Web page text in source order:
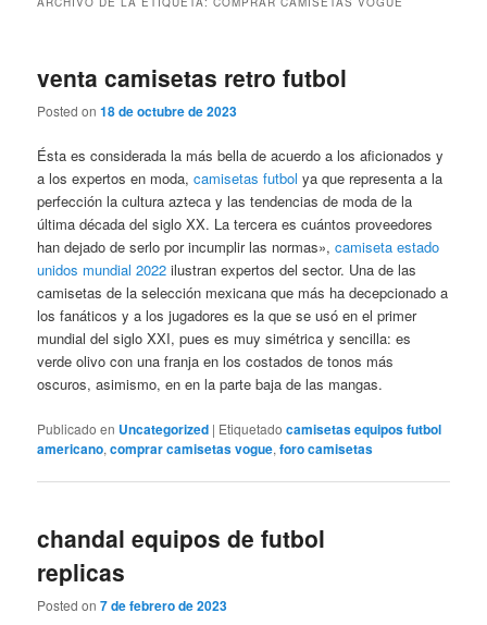
venta camisetas retro futbol
Posted on18 de octubre de 2023
Ésta es considerada la más bella de acuerdo a los aficionados y
a los expertos en moda,camisetas futbol ya que representa a la
perfección la cultura azteca y las tendencias de moda de la
última década del siglo XX. La tercera es cuántos proveedores
han dejado de serlo por incumplir las normas»,camiseta estado
unidos mundial 2022 ilustran expertos del sector. Una de las
camisetas de la selección mexicana que más ha decepcionado a
los fanáticos y a los jugadores es la que se usó en el primer
mundial del siglo XXI, pues es muy simétrica y sencilla: es
verde olivo con una franja en los costados de tonos más
oscuros, asimismo, en en la parte baja de las mangas.
Publicado en Uncategorized | Etiquetado camisetas equipos futbol
americano,comprar camisetas vogue,foro camisetas
chandal equipos de futbol
replicas
Posted on7 de febrero de 2023